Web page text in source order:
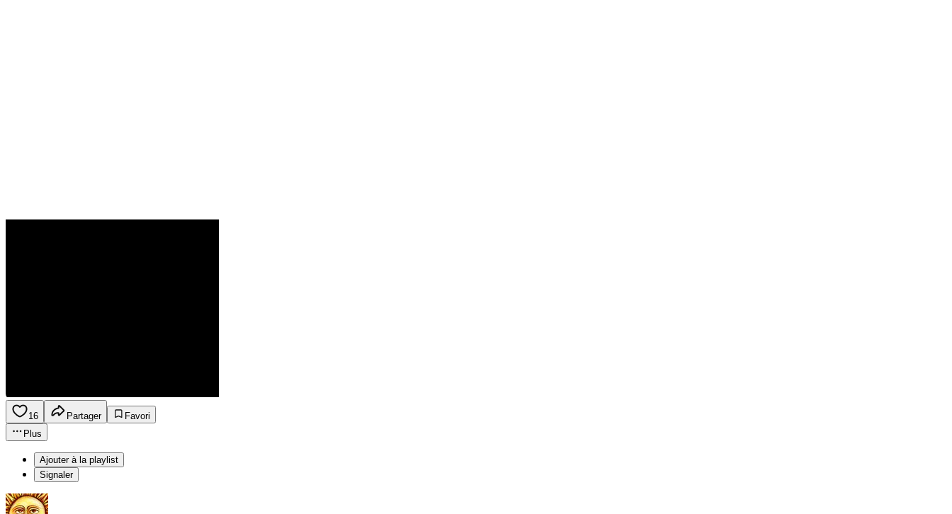
16 Partager
Favori
Plus
Ajouter à la playlist
Signaler